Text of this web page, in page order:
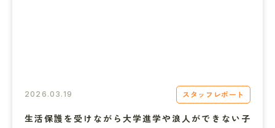
2026.03.19 スタッフレポート
生活保護を受けながら大学進学や浪人ができない子